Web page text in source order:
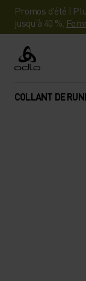
Promos d'été |
jusqu'à 40 %.
Odlo
COLLANT DE